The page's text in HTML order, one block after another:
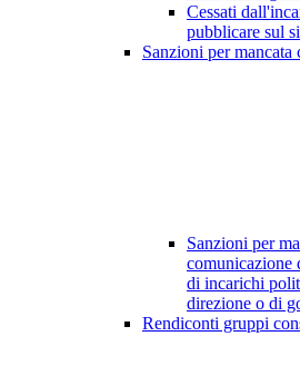
Cessati
pubblicare sul
Sanzioni per
Sanzioni per
comunicazione
di incarichi
direzione o di
Rendiconti gruppi